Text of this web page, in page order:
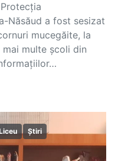
Năsăud a fost sesizat
mucegăite, la
multe şcoli din
Știri